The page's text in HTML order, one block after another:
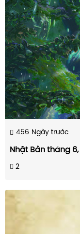
456 Ngày trước
Nhật Bản tháng
2